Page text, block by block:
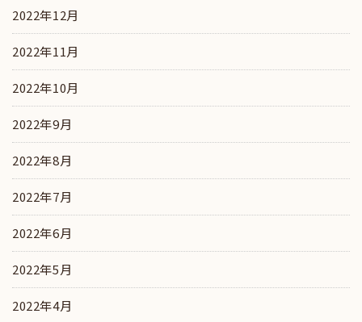
2022年12月
2022年11月
2022年10月
2022年9月
2022年8月
2022年7月
2022年6月
2022年5月
2022年4月